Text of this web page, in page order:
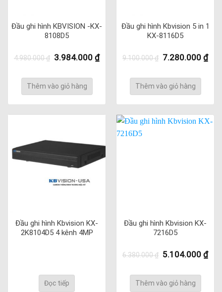
Đầu ghi hình KBVISION -KX-
8108D5
4.980.000₫ Giá
4.980.000 ₫.
3.984.000₫Giá
hiện
3.984.000 ₫.
Thêm vào giỏ hàng
Đầu ghi hình Kbvision 5 in 1
KX-8116D5
9.100.000₫ Giá
9.100.000 ₫.
7.280.000₫Giá
Thêm vào giỏ hàng
Đầu ghi hình Kbvision KX-
2K8104D5 4 kênh 4MP
Đọc tiếp
Đầu ghi hình Kbvision KX-
7216D5
6.380.000₫ Giá
6.380.000 ₫.
5.104.000₫Giá
Thêm vào giỏ hàng